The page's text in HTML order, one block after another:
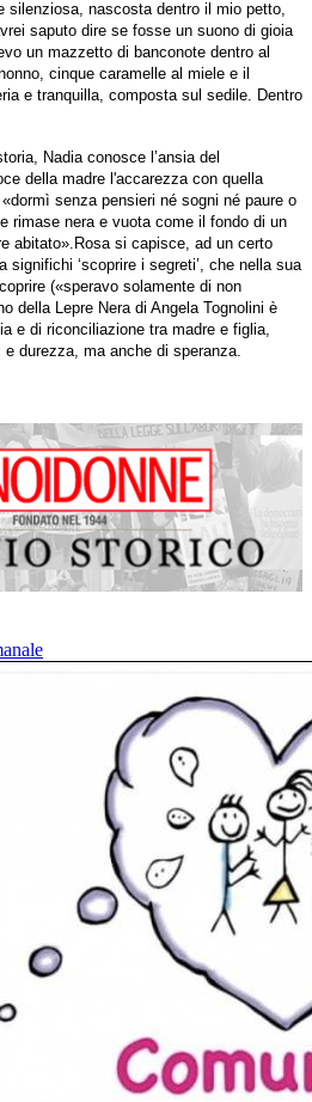
silenziosa, nascosta dentro il mio petto,
saputo dire se fosse un suono di gioia
un mazzetto di banconote dentro al
cinque caramelle al miele e il
e tranquilla, composta sul sedile. Dentro
Nadia conosce l’ansia del
della madre l'accarezza con quella
senza pensieri né sogni né paure o
rimase nera e vuota come il fondo di un
abitato».Rosa si capisce, ad un certo
‘scoprire i segreti’, che nella sua
(«speravo solamente di non
della Lepre Nera di Angela Tognolini è
e di riconciliazione tra madre e figlia,
durezza, ma anche di speranza.